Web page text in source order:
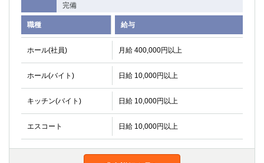
完備
職種 給与
ホール(社員) 月給 400,000円以上
ホール(バイト) 日給 10,000円以上
キッチン(バイト) 日給 10,000円以上
エスコート 日給 10,000円以上